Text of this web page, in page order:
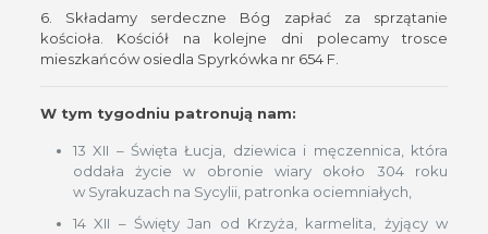
6. Składamy serdeczne Bóg zapłać za sprzątanie
kościoła. Kościół na kolejne dni polecamy trosce
mieszkańców osiedla Spyrkówka nr 654 F.
W tym tygodniu patronują nam:
13 XII – Święta Łucja, dziewica i męczennica, która
oddała życie w obronie wiary około 304 roku
w Syrakuzach na Sycylii, patronka ociemniałych,
14 XII – Święty Jan od Krzyża, karmelita, żyjący w